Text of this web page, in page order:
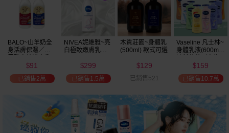
BALO~山羊奶全
身活膚保濕／玻
液(550ml) 款式可
選
$91
已銷售2萬
NIVEA妮維雅~亮
白極致嫩膚乳液
$299
已銷售1.5萬
木質莊園~身體乳
(500ml) 款式可選
$129
已銷售521
Vaseline 凡士林~
身體乳液(600ml)
保濕鎖水／全方
位保濕鎖水／可
可油／薰衣草／
+E 款式可選
$159
已銷售10.7萬